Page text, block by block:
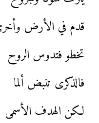
قدم في الأرض
تخطو فتدوس الروح
فالذكرى تنبض ألما
لكن الهدف الأسمى